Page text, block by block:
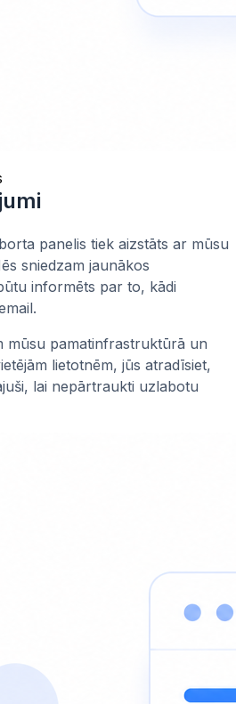
panelis tiek aizstāts ar mūsu
sniedzam jaunākos
informēts par to, kādi
mūsu pamatinfrastruktūrā un
lietotnēm, jūs atradīsiet,
lai nepārtraukti uzlabotu